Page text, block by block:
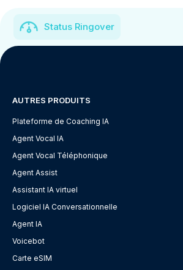
Status Ringover
AUTRES PRODUITS
Plateforme de Coaching IA
Agent Vocal IA
Agent Vocal Téléphonique
Agent Assist
Assistant IA virtuel
Logiciel IA Conversationnelle
Agent IA
Voicebot
Carte eSIM